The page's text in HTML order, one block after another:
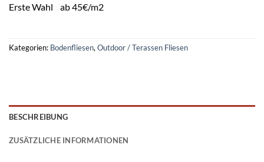
Erste Wahl ab 45€/m2
Kategorien: Bodenfliesen, Outdoor / Terassen Fliesen
BESCHREIBUNG
ZUSÄTZLICHE INFORMATIONEN